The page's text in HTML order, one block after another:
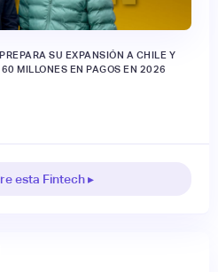
SU EXPANSIÓN A CHILE Y
MILLONES EN PAGOS EN 2026
esta Fintech ▸